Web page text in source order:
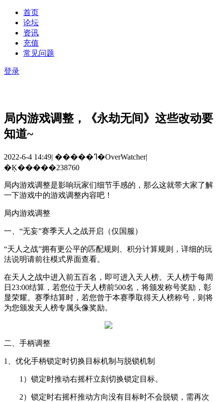
首页
论坛
资讯
充值
常见问题
登录
局内游戏调整，《永劫无间》这些改动要
知道~
2022-6-4 14:49| �����ߣ�OverWatcher|
�Ķ�����238760
局内游戏调整是影响玩家们细节手感的，那么这就带大家了解
一下游戏中的游戏调整内容吧！
局内游戏调整
一、“无妄”赛季天人之战开启（仅国服）
“天人之战”拥有更公平的匹配规则、积分计算规则，详细的玩
法说明请前往模式界面查看。
在天人之战中进入前五百名，即可进入天人榜。天人榜于每周
日 23:00结算，若您位于天人榜前500名，将颁发称号奖励，彰
显荣耀。赛季结算时，若您曾于本赛季取得天人榜称号，则将
为您颁发天人榜专属头像奖励。
二、手柄调整
1 、优化手柄锁定时切换目标机制与脱锁机制
1 ）锁定时推动右摇杆立刻切换锁定目标。
2）锁定时右摇杆推动方向没有目标时不会脱锁，需再次